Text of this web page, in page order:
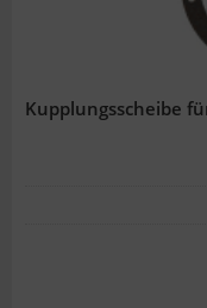
Kupplungsscheibe